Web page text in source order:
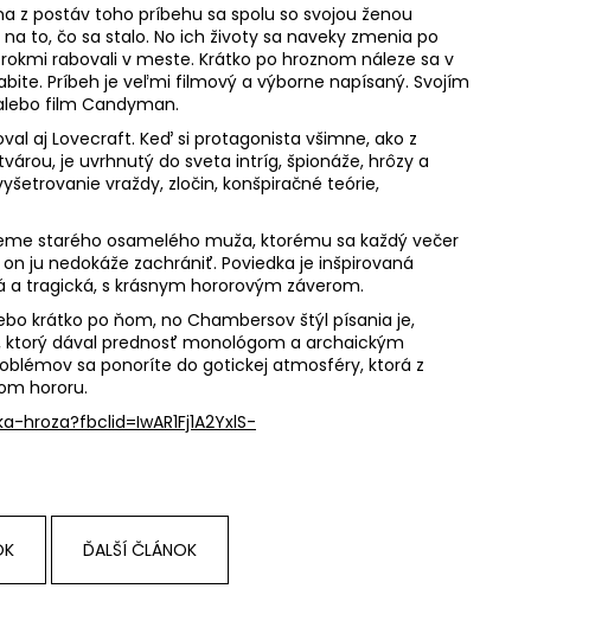
z postáv toho príbehu sa spolu so svojou ženou
to, čo sa stalo. No ich životy sa naveky zmenia po
rabovali v meste. Krátko po hroznom náleze sa v
Príbeh je veľmi filmový a výborne napísaný. Svojím
film Candyman.
aj Lovecraft. Keď si protagonista všimne, ako z
je uvrhnutý do sveta intríg, špionáže, hrôzy a
vraždy, zločin, konšpiračné teórie,
starého osamelého muža, ktorému sa každý večer
ju nedokáže zachrániť. Poviedka je inšpirovaná
a tragická, s krásnym hororovým záverom.
krátko po ňom, no Chambersov štýl písania je,
ktorý dával prednosť monológom a archaickým
sa ponoríte do gotickej atmosféry, ktorá z
hororu.
ĎALŠÍ ČLÁNOK